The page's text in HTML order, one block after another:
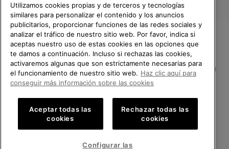
España
Política de Privacidad Condiciones De Uso Terminos de Venta
Cookies Impressum Public CBCR
Servicio al cliente: Lu. - Vi. de 9:00 a 13:00 y de 14:00 a 18:00
TE DAMOS LA BIENVENIDA A
SOREL.
POR FAVOR, SELECCIONA TU
PAÍS.
Compras en línea disponibles
United States
Utilizamos cookies propias y de terceros y tecnologías
similares para personalizar el contenido y los anuncios
publicitarios, proporcionar funciones de las redes sociales y
analizar el tráfico de nuestro sitio web. Por favor, indica si
aceptas nuestro uso de estas cookies en las opciones que
te damos a continuación. Incluso si rechazas las cookies,
activaremos algunas que son estrictamente necesarias para
el funcionamiento de nuestro sitio web. Haz clic aquí para
conseguir más información sobre las cookies
Aceptar todas las
cookies
Rechazar todas las
cookies
Configurar las